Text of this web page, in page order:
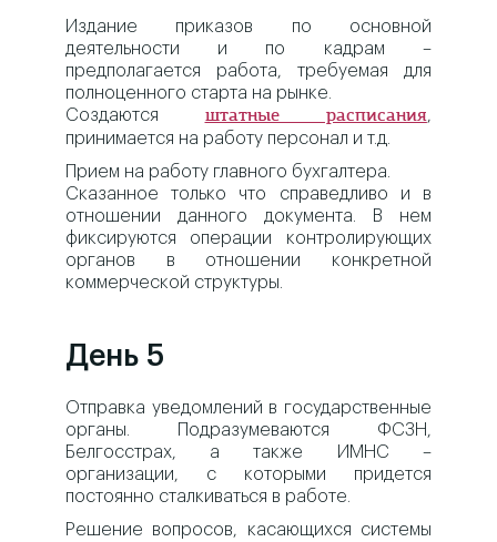
Издание приказов по основной
деятельности и по кадрам –
предполагается работа, требуемая для
полноценного старта на рынке.
Создаются штатные расписания,
принимается на работу персонал и т.д.
Прием на работу главного бухгалтера.
Сказанное только что справедливо и в
отношении данного документа. В нем
фиксируются операции контролирующих
органов в отношении конкретной
коммерческой структуры.
День 5
Отправка уведомлений в государственные
органы. Подразумеваются ФСЗН,
Белгосстрах, а также ИМНС –
организации, с которыми придется
постоянно сталкиваться в работе.
Решение вопросов, касающихся системы